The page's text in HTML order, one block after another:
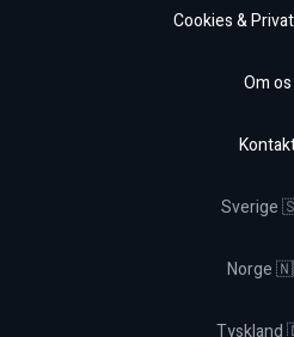
Cookies &
Om os
Sverige
Norge